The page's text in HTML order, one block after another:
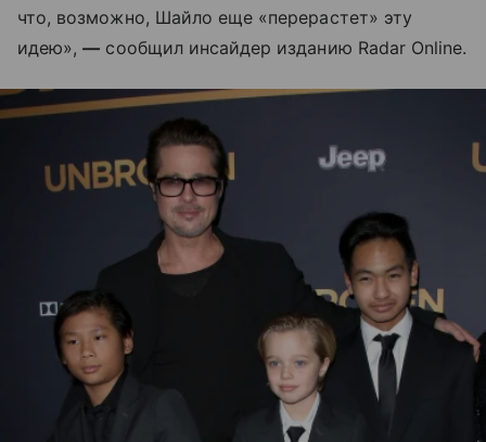
что, возможно, Шайло еще «перерастет» эту
идею»,— сообщил инсайдер изданию Radar Online.